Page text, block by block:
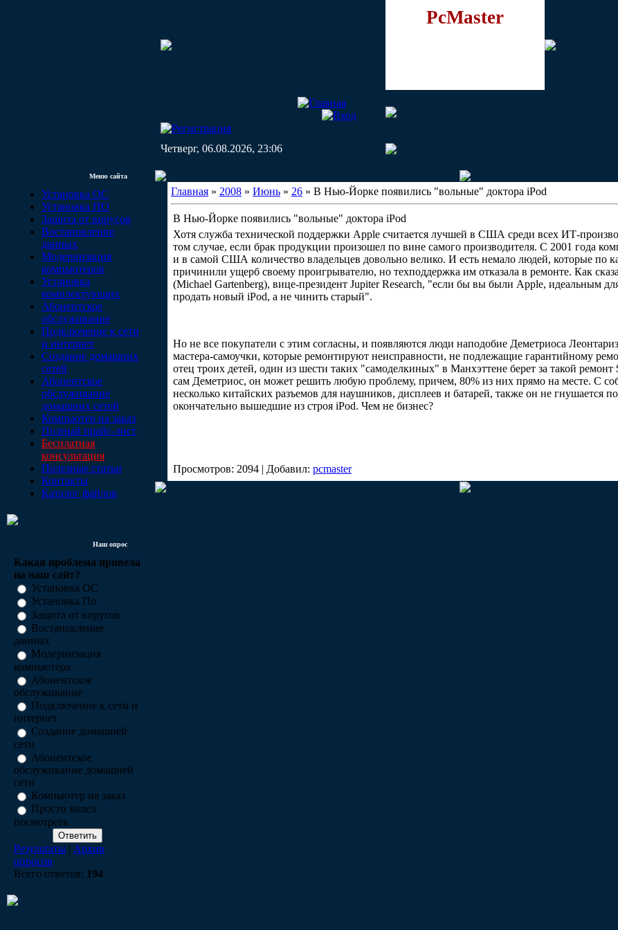
PcMaster
Четверг, 06.08.2026, 23:06
Меню сайта
Установка ОС
Установка ПО
Защита от вирусов
Востановление
данных
Модернизация
компьютеров
Установка
комплектующих
Абонентское
обслуживание
Подключение к сети
и интернет
Создание домашних
сетей
Абонентское
обслуживание
домашних сетей
Компьютер на заказ
Полный прайс-лист
Бесплатная
консультация
Полезные статьи
Контакты
Каталог файлов
Наш опрос
Какая проблема привела
на наш сайт?
Установка ОС
Установка По
Защита от вирусов
Востановление
данных
Модернизация
компьютера
Абонентское
обслуживание
Подключение к сети и
интернет
Создание домашней
сети
Абонентское
обслуживание домашней
сети
Компьютер на заказ
Просто зашел
посмотреть
Результаты | Архив
опросов
Всего ответов: 194
Главная » 2008 » Июнь » 26 » В Нью-Йорке появились "вольные" доктора iPod
В Нью-Йорке появились "вольные" доктора iPod
Хотя служба технической поддержки Apple считается лучшей в США среди всех ИТ-
том случае, если брак продукции произошел по вине самого производителя. С 2001 года
и в самой США количество владельцев довольно велико. И есть немало людей, которые по
причинили ущерб своему проигрывателю, но техподдержка им отказала в ремонте. Как
(Michael Gartenberg), вице-президент Jupiter Research, "если бы вы были Apple, идеальным
продать новый iPod, а не чинить старый".
Но не все покупатели с этим согласны, и появляются люди наподобие Деметриоса
мастера-самоучки, которые ремонтируют неисправности, не подлежащие гарантийному
отец троих детей, один из шести таких "самоделкиных" в Манхэттене берет за такой ремонт
сам Деметриос, он может решить любую проблему, причем, 80% из них прямо на месте. С
несколько китайских разъемов для наушников, дисплеев и батарей, также он не гнушается
окончательно вышедшие из строя iPod. Чем не бизнес?
Просмотров: 2094 | Добавил: pcmaster